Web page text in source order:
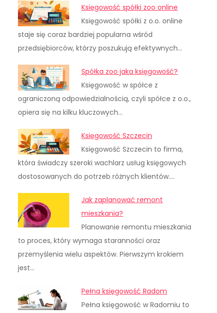
Księgowość spółki zoo online
Księgowość spółki z o.o. online
staje się coraz bardziej popularna wśród
przedsiębiorców, którzy poszukują efektywnych…
Spółka zoo jaka księgowość?
Księgowość w spółce z
ograniczoną odpowiedzialnością, czyli spółce z o.o.,
opiera się na kilku kluczowych…
Księgowość Szczecin
Księgowość Szczecin to firma,
która świadczy szeroki wachlarz usług księgowych
dostosowanych do potrzeb różnych klientów.…
Jak zaplanować remont
mieszkania?
Planowanie remontu mieszkania
to proces, który wymaga staranności oraz
przemyślenia wielu aspektów. Pierwszym krokiem
jest…
Pełna księgowość Radom
Pełna księgowość w Radomiu to